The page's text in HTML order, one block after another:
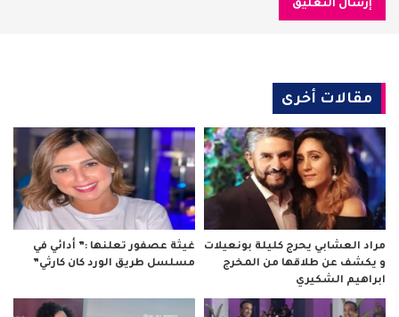
مقالات أخرى
مراد العشابي يحرج كليلة بونعيلات
و يكشف عن طلاقها من المخرج
ابراهيم الشكيري
غيثة عصفور تعلنها :” أدائي في
مسلسل طريق الورد كان كارثي”